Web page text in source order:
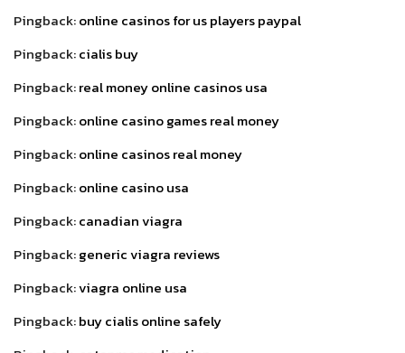
Pingback:online casinos for us players paypal
Pingback:cialis buy
Pingback:real money online casinos usa
Pingback:online casino games real money
Pingback:online casinos real money
Pingback:online casino usa
Pingback:canadian viagra
Pingback:generic viagra reviews
Pingback:viagra online usa
Pingback:buy cialis online safely